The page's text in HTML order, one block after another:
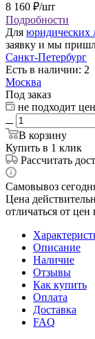
8 160 ₽/шт
Подробности
Для юридических
заявку и мы
Санкт-Петербург
Есть в наличии: 2
Москва
Под заказ
не подходит
В корзину
Купить в 1 клик
Рассчитать
Самовывоз
Цена
отличаться от
Описание
Наличие
Отзывы
Как купить
Оплата
Доставка
FAQ